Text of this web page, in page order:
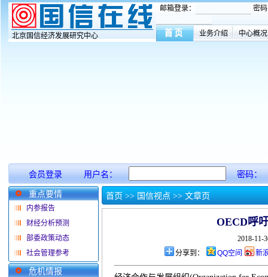
北京国信经济发展研究中心
邮箱登录： 密
业务介绍 中心概况
会员登录 用户名： 密码：
重点要情
内参报告
财经分析预测
部委政策动态
社会管理参考
危机情报
首页 >> 国信视点 >> 文章页
OECD呼
2018-11-
分享到：
QQ空间 新